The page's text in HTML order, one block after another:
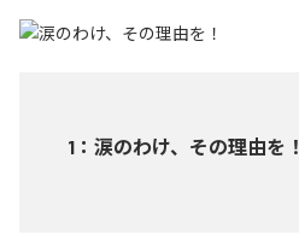
1 ： 涙のわけ、その理由を！